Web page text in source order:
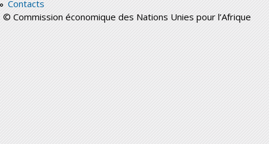
Contacts
© Commission économique des Nations Unies pour l’Afrique